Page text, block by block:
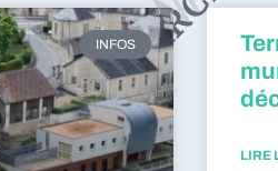
INFOS
LIRE